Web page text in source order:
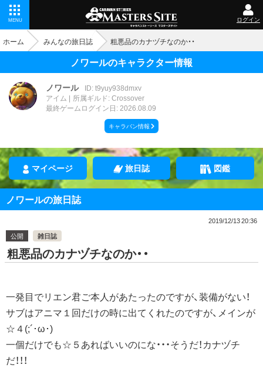
MENU ログイン
ホーム みんなの旅日誌 粗悪品のカナヅチなのか・・
ノワールのキャラクター情報
ノワール ID: t9yuy938dmxv
アイム
所属ギルド: Crossover
最終ゲームログイン日: 2026.08.09
キャラバン情報
マイページ 旅日誌 図鑑
ノワールの旅日誌
2019/12/13 20:36
公開
雑日誌
粗悪品のカナヅチなのか・・
一発目でリエン君ご本人があたったのですが、装備がない！
サブはアニマ１回だけの時に出てくれたのですが、メインが
☆４(;´･ω･)
一個だけでも☆５あればいいのにな・・・そうだ！カナヅチ
だ！！！